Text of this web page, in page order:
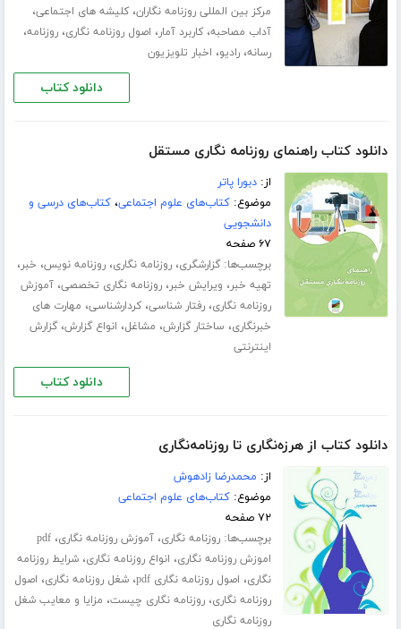
مرکز بین المللی روزنامه نگاران،کلیشه های اجتماعی،
آداب مصاحبه،کاربرد آمار، اصول روزنامه نگاری،روزنامه،
رسانه،رادیو، اخبار تلویزیون
دانلود کتاب
دانلود کتاب راهنمای روزنامه نگاری مستقل
از:دبورا پاتر
موضوع:کتاب‌های علوم اجتماعی،کتاب‌های درسی و
دانشجویی
۶۷ صفحه
برچسب‌ها:گزارشگری،روزنامه نگاری،روزنامه نویس، خبر،
تهیه خبر، ویرایش خبر،روزنامه نگاری تخصصی،آموزش
روزنامه نگاری،رفتار شناسی،کردارشناسی، مهارت های
خبرنگاری، ساختار گزارش، مشاغل، انواع گزارش،گزارش
اینترنتی
دانلود کتاب
دانلود کتاب از هرزه‌نگاری تا روزنامه‌نگاری
از: محمدرضا زادهوش
موضوع:کتاب‌های علوم اجتماعی
۷۲ صفحه
برچسب‌ها:روزنامه نگاری،آموزش روزنامه نگاری،pdf
اموزش روزنامه نگاری، انواع روزنامه نگاری،شرایط روزنامه
نگاری، اصول روزنامه نگاری pdf ،شغل روزنامه نگاری، اصول
روزنامه نگاری،روزنامه نگاری چیست، مزایا و معایب شغل
روزنامه نگاری